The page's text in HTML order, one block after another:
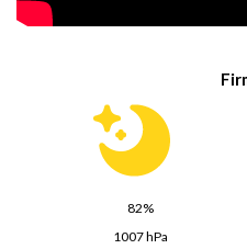
82%
1007 hPa